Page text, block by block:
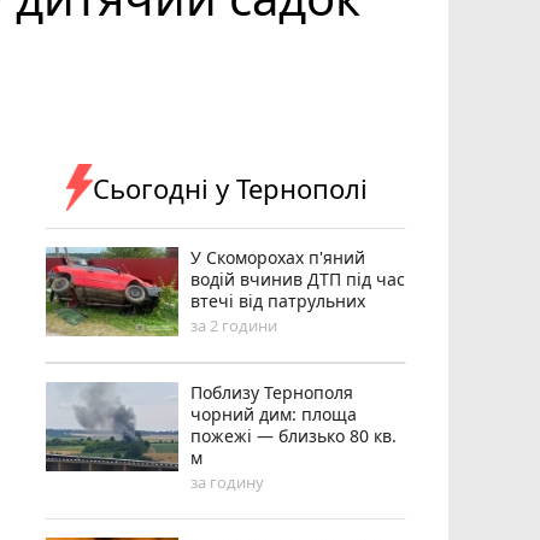
Сьогодні у Тернополі
У Скоморохах п'яний
водій вчинив ДТП під час
втечі від патрульних
за 2 години
Поблизу Тернополя
чорний дим: площа
пожежі — близько 80 кв.
м
за годину